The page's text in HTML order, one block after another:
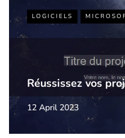
LOGICIELS
Réussissez vos
12 April 2023